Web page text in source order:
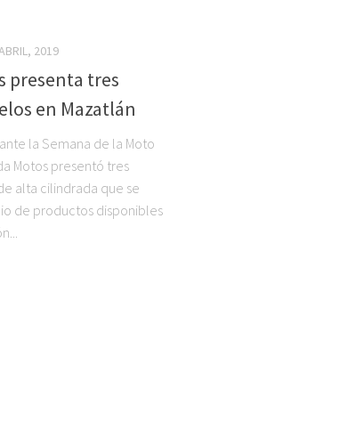
2019
presenta tres
en Mazatlán
la Semana de la Moto
Motos presentó tres
alta cilindrada que se
de productos disponibles